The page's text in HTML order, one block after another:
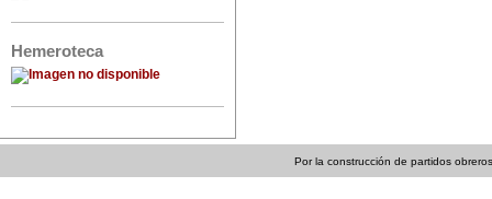
Hemeroteca
Por la construcción de partidos